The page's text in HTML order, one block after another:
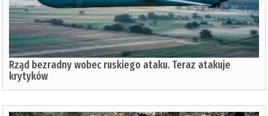
Rząd bezradny wobec ruskiego ataku. Teraz atakuje
krytyków